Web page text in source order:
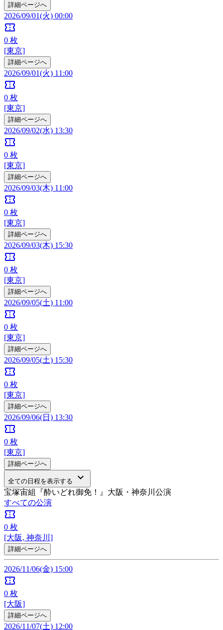
詳細ページへ
2026/09/01(火) 00:00
confirmation_number
0 枚
[東京]
詳細ページへ
2026/09/01(火) 11:00
confirmation_number
0 枚
[東京]
詳細ページへ
2026/09/02(水) 13:30
confirmation_number
0 枚
[東京]
詳細ページへ
2026/09/03(木) 11:00
confirmation_number
0 枚
[東京]
詳細ページへ
2026/09/03(木) 15:30
confirmation_number
0 枚
[東京]
詳細ページへ
2026/09/05(土) 11:00
confirmation_number
0 枚
[東京]
詳細ページへ
2026/09/05(土) 15:30
confirmation_number
0 枚
[東京]
詳細ページへ
2026/09/06(日) 13:30
confirmation_number
0 枚
[東京]
詳細ページへ
全ての日程を表示する keyboard_arrow_down
宝塚宙組『酔いどれ御免！』大阪・神奈川公演
すべての公演
confirmation_number
0 枚
[大阪, 神奈川]
詳細ページへ
2026/11/06(金) 15:00
confirmation_number
0 枚
[大阪]
詳細ページへ
2026/11/07(土) 12:00